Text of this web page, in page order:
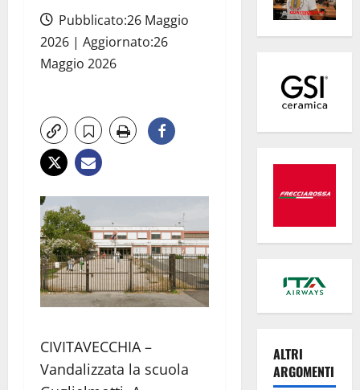
Pubblicato:26 Maggio
2026 | Aggiornato:26
Maggio 2026
CIVITAVECCHIA –
Vandalizzata la scuola
ALTRI
ARGOMENTI